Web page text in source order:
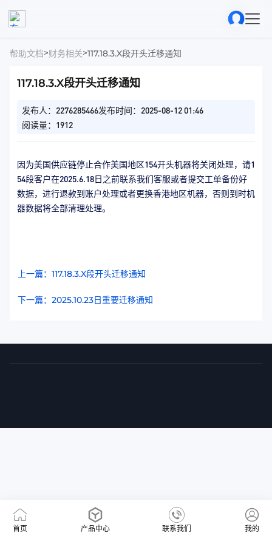
帮助文档>财务相关>117.18.3.X段开头迁移通知
117.18.3.X段开头迁移通知
发布人：2276285466发布时间：2025-08-12 01:46
阅读量：1912
因为美国供应链停止合作美国地区154开头机器将关闭处理，请1
54段客户在2025.6.18日之前联系我们客服或者提交工单备份好
数据，进行退款到账户处理或者更换香港地区机器，否则到时机
器数据将全部清理处理。
上一篇：117.18.3.X段开头迁移通知
下一篇：2025.10.23日重要迁移通知
首页 产品中心 联系我们 我的